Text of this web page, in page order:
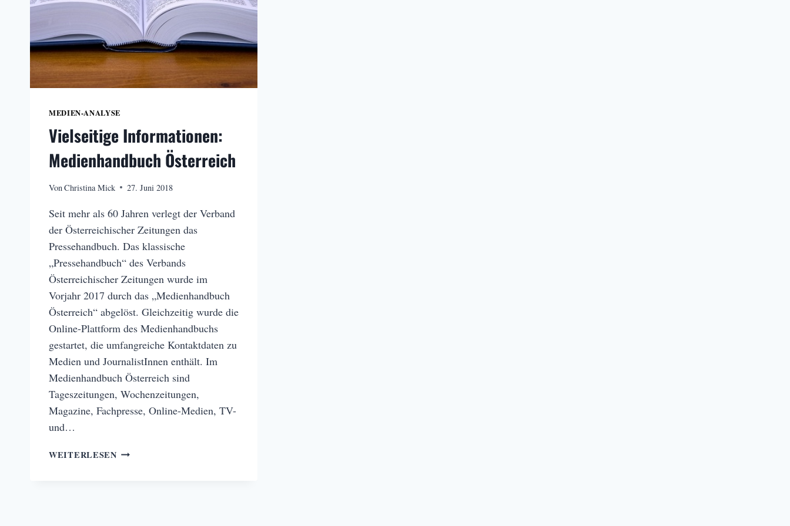
MEDIEN-ANALYSE
Vielseitige Informationen:
Medienhandbuch Österreich
VonChristina Mick 27. Juni 2018
Seit mehr als 60 Jahren verlegt der Verband
der Österreichischer Zeitungen das
Pressehandbuch. Das klassische
„Pressehandbuch“ des Verbands
Österreichischer Zeitungen wurde im
Vorjahr 2017 durch das „Medienhandbuch
Österreich“ abgelöst. Gleichzeitig wurde die
Online-Plattform des Medienhandbuchs
gestartet, die umfangreiche Kontaktdaten zu
Medien und JournalistInnen enthält. Im
Medienhandbuch Österreich sind
Tageszeitungen, Wochenzeitungen,
Magazine, Fachpresse, Online-Medien, TV-
und…
WEITERLESENVIELSEITIGE